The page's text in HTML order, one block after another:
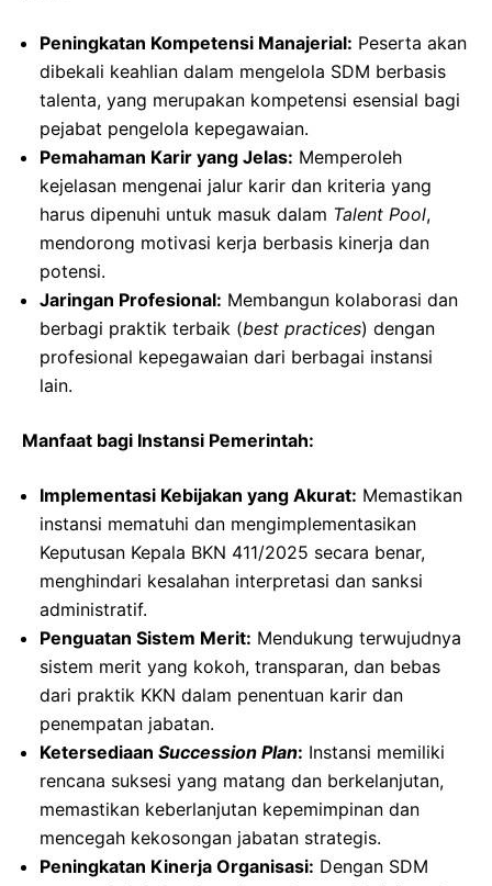
Peningkatan Kompetensi Manajerial: Peserta akan
dibekali keahlian dalam mengelola SDM berbasis
talenta, yang merupakan kompetensi esensial bagi
pejabat pengelola kepegawaian.
Pemahaman Karir yang Jelas: Memperoleh
kejelasan mengenai jalur karir dan kriteria yang
harus dipenuhi untuk masuk dalam Talent Pool,
mendorong motivasi kerja berbasis kinerja dan
potensi.
Jaringan Profesional: Membangun kolaborasi dan
berbagi praktik terbaik (best practices) dengan
profesional kepegawaian dari berbagai instansi
lain.
Manfaat bagi Instansi Pemerintah:
Implementasi Kebijakan yang Akurat: Memastikan
instansi mematuhi dan mengimplementasikan
Keputusan Kepala BKN 411/2025 secara benar,
menghindari kesalahan interpretasi dan sanksi
administratif.
Penguatan Sistem Merit: Mendukung terwujudnya
sistem merit yang kokoh, transparan, dan bebas
dari praktik KKN dalam penentuan karir dan
penempatan jabatan.
Ketersediaan Succession Plan: Instansi memiliki
rencana suksesi yang matang dan berkelanjutan,
memastikan keberlanjutan kepemimpinan dan
mencegah kekosongan jabatan strategis.
Peningkatan Kinerja Organisasi: Dengan SDM